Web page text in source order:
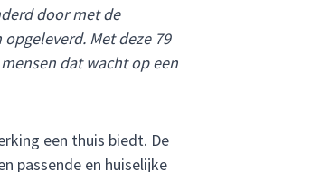
door met de
Met deze 79
dat wacht op een
een thuis biedt. De
passende en huiselijke